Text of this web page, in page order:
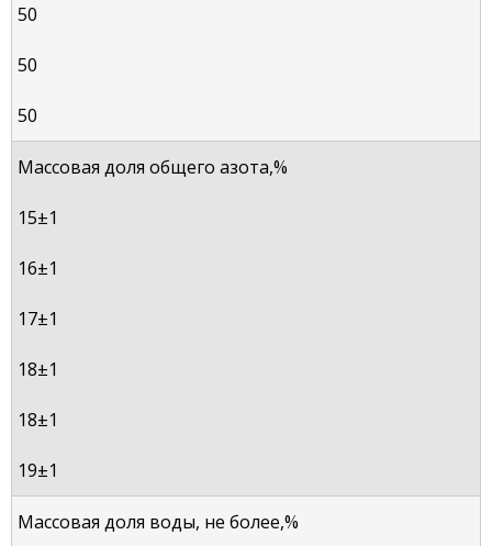
50
50
50
Массовая доля общего азота,%
15±1
16±1
17±1
18±1
18±1
19±1
Массовая доля воды, не более,%